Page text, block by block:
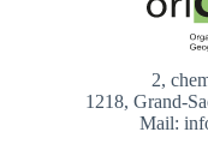
2,
1218, Grand-
Mail: